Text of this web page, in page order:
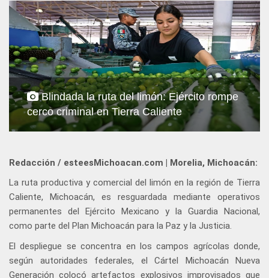
Blindada la ruta del limón: Ejército rompe
cerco criminal en Tierra Caliente
Redacción / esteesMichoacan.com | Morelia, Michoacán:
La ruta productiva y comercial del limón en la región de Tierra
Caliente, Michoacán, es resguardada mediante operativos
permanentes del Ejército Mexicano y la Guardia Nacional,
como parte del Plan Michoacán para la Paz y la Justicia.
El despliegue se concentra en los campos agrícolas donde,
según autoridades federales, el Cártel Michoacán Nueva
Generación colocó artefactos explosivos improvisados que